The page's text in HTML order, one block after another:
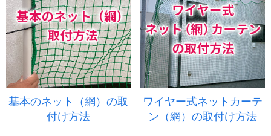
基本のネット（網）の取
付け方法
ワイヤー式ネットカーテ
ン（網）の取付け方法